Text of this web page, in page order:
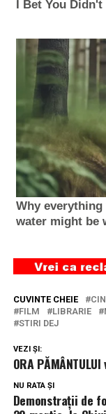
CUVINTE CHEIE
FILM
LIBRARIE
STIRI DEJ
VEZI ȘI:
ORA
NU RATA ȘI
Demonstrații de